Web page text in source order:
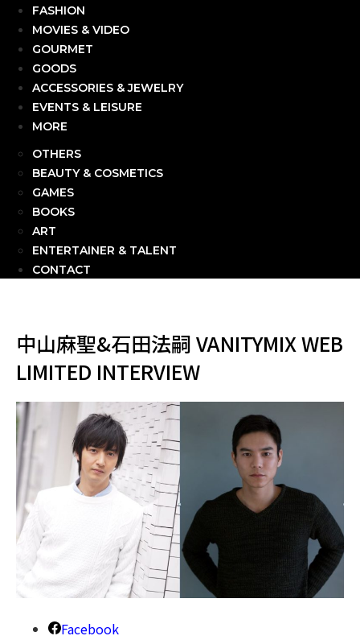
FASHION
MOVIES & VIDEO
GOURMET
GOODS
ACCESSORIES & JEWELRY
EVENTS & LEISURE
MORE
OTHERS
BEAUTY & COSMETICS
GAMES
BOOKS
ART
ENTERTAINER & TALENT
CONTACT
中山麻聖&石田法嗣 VANITYMIX WEB
LIMITED INTERVIEW
Facebook